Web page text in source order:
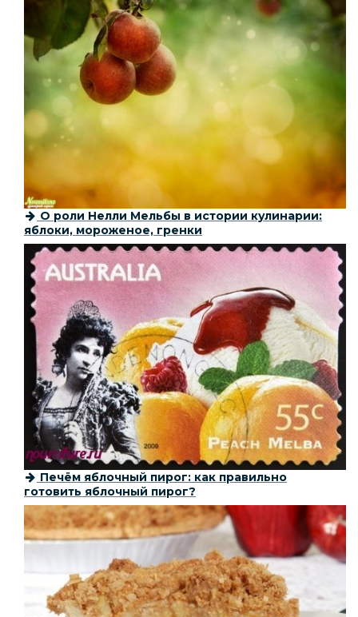
О роли Нелли Мельбы в истории кулинарии:
яблоки, мороженое, гренки
Печём яблочный пирог: как правильно
готовить яблочный пирог?